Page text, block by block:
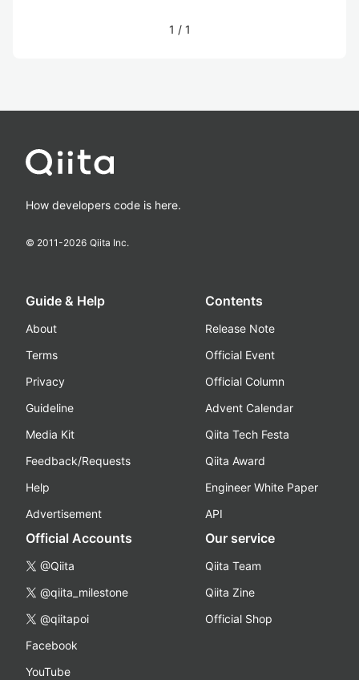
1 / 1
How developers code is here.
© 2011-2026 Qiita Inc.
Guide & Help
About
Terms
Privacy
Guideline
Media Kit
Feedback/Requests
Help
Advertisement
Contents
Release Note
Official Event
Official Column
Advent Calendar
Qiita Tech Festa
Qiita Award
Engineer White Paper
API
Official Accounts
@Qiita
@qiita_milestone
@qiitapoi
Facebook
YouTube
Our service
Qiita Team
Qiita Zine
Official Shop